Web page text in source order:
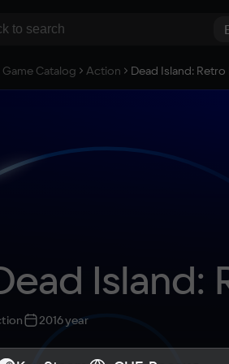
Game Catalog Action Dead Island:
Island:
2016 year